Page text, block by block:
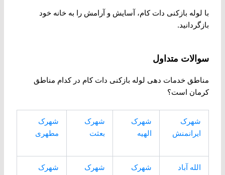
با لوله بازکنی دات کام، آسایش و آرامش را به خانه خود
بازگردانید.
سوالات متداول
مناطق خدمات دهی لوله بازکنی دات کام در کدام مناطق
کرمان است؟
شهرک
ایرانمنش
شهرک
الهیه
شهرک
بعثت
شهرک
مطهری
الله آباد
شهرک
شهرک
شهرک